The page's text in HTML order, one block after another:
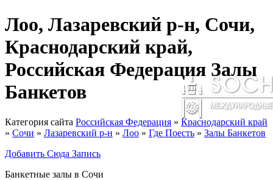
Лоо, Лазаревский р-н, Сочи,
Краснодарский край,
Российская Федерация Залы
Банкетов
Категория сайта Российская Федерация » Краснодарский край
» Сочи » Лазаревский р-н » Лоо » Где Поесть » Залы Банкетов
Добавить Сюда Запись
Банкетные залы в Сочи